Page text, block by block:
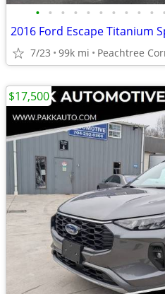
• • • • • • • • • • •
2016 Ford Escape Titanium
7/23 99k mi Peachtree
$17,500